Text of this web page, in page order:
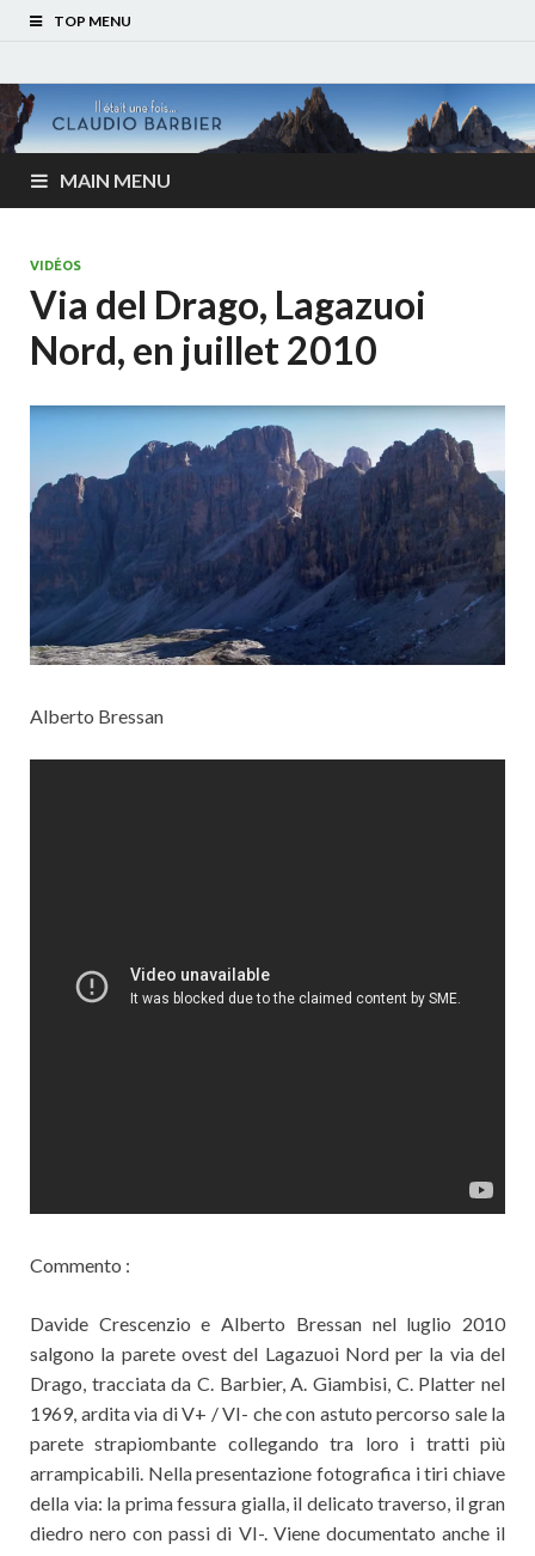
TOP MENU
MAIN MENU
VIDÉOS
Via del Drago, Lagazuoi
Nord, en juillet 2010
Alberto Bressan
Commento :
Davide Crescenzio e Alberto Bressan nel luglio 2010
salgono la parete ovest del Lagazuoi Nord per la via del
Drago, tracciata da C. Barbier, A. Giambisi, C. Platter nel
1969, ardita via di V+ / VI- che con astuto percorso sale la
parete strapiombante collegando tra loro i tratti più
arrampicabili. Nella presentazione fotografica i tiri chiave
della via: la prima fessura gialla, il delicato traverso, il gran
diedro nero con passi di VI-. Viene documentato anche il